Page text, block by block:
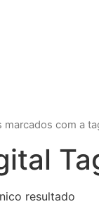
marcados com a
resultado